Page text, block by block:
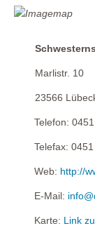
Marlistr. 10
23566
Telefon:
Telefax:
Web: http://
E-Mail:
Karte: Link